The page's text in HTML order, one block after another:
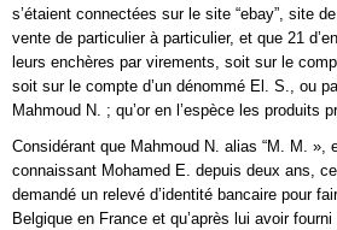
s’étaient connectées sur le site “ebay”, site
vente de particulier à particulier, et que 21
leurs enchères par virements, soit sur le
soit sur le compte d’un dénommé El. S., ou
Mahmoud N. ; qu’or en l’espèce les produits
Considérant que Mahmoud N. alias “M. M. »,
connaissant Mohamed E. depuis deux ans,
demandé un relevé d’identité bancaire pour
Belgique en France et qu’après lui avoir fourni